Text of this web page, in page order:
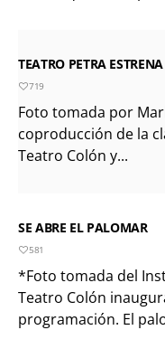
TEATRO PETRA
719
Foto tomada por
coproducción de la
Teatro Colón y...
SE ABRE EL PALOMAR
581
*Foto tomada del
Teatro Colón
programación. El